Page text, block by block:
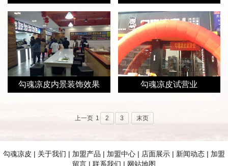
勾魂凉皮内景装饰效果 勾魂凉皮试营业
上一页 1 2 3 末页
勾魂凉皮 | 关于我们 | 加盟产品 | 加盟中心 | 店面展示 | 新闻动态 | 加盟
留言 | 联系我们 | 网站地图